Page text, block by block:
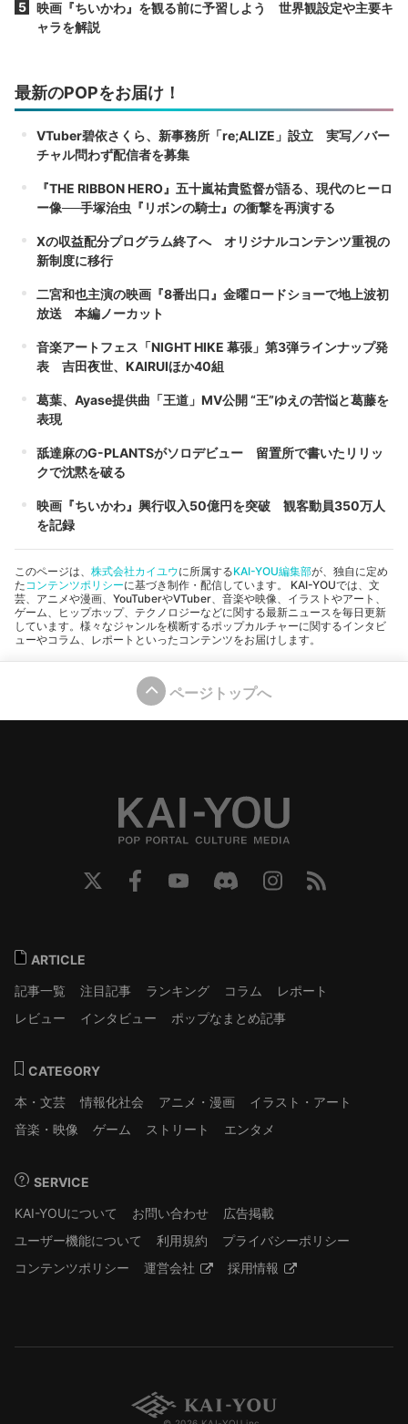
映画『ちいかわ』を観る前に予習しよう 世界観設定や主要キ
ャラを解説
最新のPOPをお届け！
VTuber碧依さくら、新事務所「re;ALIZE」設立 実写／バー
チャル問わず配信者を募集
『THE RIBBON HERO』五十嵐祐貴監督が語る、現代のヒーロ
ー像──手塚治虫『リボンの騎士』の衝撃を再演する
Xの収益配分プログラム終了へ オリジナルコンテンツ重視の
新制度に移行
二宮和也主演の映画『8番出口』金曜ロードショーで地上波初
放送 本編ノーカット
音楽アートフェス「NIGHT HIKE 幕張」第3弾ラインナップ発
表 吉田夜世、KAIRUIほか40組
葛葉、Ayase提供曲「王道」MV公開 “王”ゆえの苦悩と葛藤を
表現
舐達麻のG-PLANTSがソロデビュー 留置所で書いたリリッ
クで沈黙を破る
映画『ちいかわ』興行収入50億円を突破 観客動員350万人
を記録
このページは、 株式会社カイユウに所属するKAI-YOU編集部が、独自に定め
た コンテンツポリシーに基づき制作・配信しています。 KAI-YOUでは、文
芸、アニメや漫画、YouTuberやVTuber、音楽や映像、イラストやアート、
ゲーム、ヒップホップ、テクノロジーなどに関する最新ニュースを毎日更新
しています。様々なジャンルを横断するポップカルチャーに関するインタビ
ューやコラム、レポートといったコンテンツをお届けします。
ページトップへ
ARTICLE
記事一覧
注目記事 ランキング コラム
レポート
レビュー
インタビュー ポップなまとめ記事
CATEGORY
本・文芸
情報化社会 アニメ・漫画
イラスト・アート
音楽・映像
ゲーム ストリート エンタメ
SERVICE
KAI-YOUについて
お問い合わせ
広告掲載
ユーザー機能について
利用規約
プライバシーポリシー
コンテンツポリシー
運営会社 採用情報